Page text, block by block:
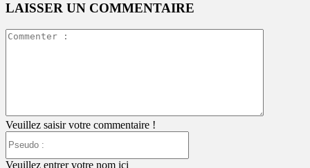
LAISSER UN COMMENTAIRE
Veuillez saisir votre commentaire !
Veuillez entrer votre nom ici